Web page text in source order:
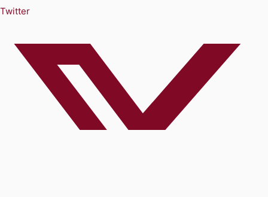
Twitter